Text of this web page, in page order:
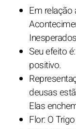
Em relação
Seu efeito
positivo.
deusas
Elas
Flor: O